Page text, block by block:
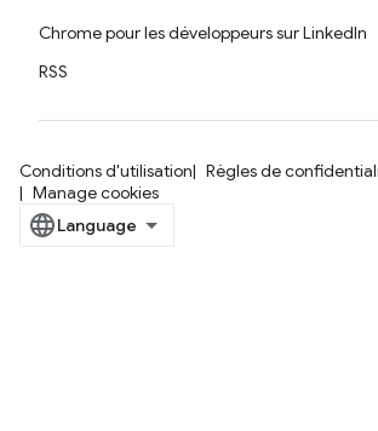
Chrome pour les développeurs sur LinkedIn
RSS
Conditions d'utilisation
Règles de
Manage cookies